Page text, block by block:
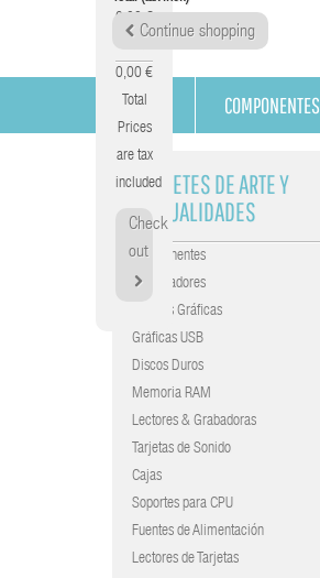
0,00 €
0,00 €
Total
Prices
are tax
included
Check
out
Continue shopping
COMPONENTES
JUGUETES DE ARTE Y
MANUALIDADES
Componentes
Procesadores
Tarjetas Gráficas
Gráficas USB
Discos Duros
Memoria RAM
Lectores & Grabadoras
Tarjetas de Sonido
Cajas
Soportes para CPU
Fuentes de Alimentación
Lectores de Tarjetas